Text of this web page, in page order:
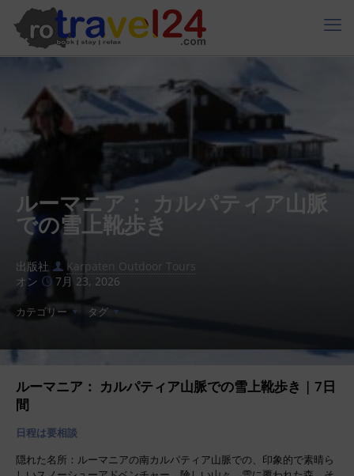
ルーマニア： カルパティア山脈
での雪上靴歩き
出版社
Karpaten Outdoor Tours
オン
7月 23, 2026
カテゴリー タグ
ルーマニア： カルパティア山脈での雪上靴歩き | 7日
間
日程は要相談
隠れた名所：ルーマニアの南カルパティア山脈での、印象的で素晴ら